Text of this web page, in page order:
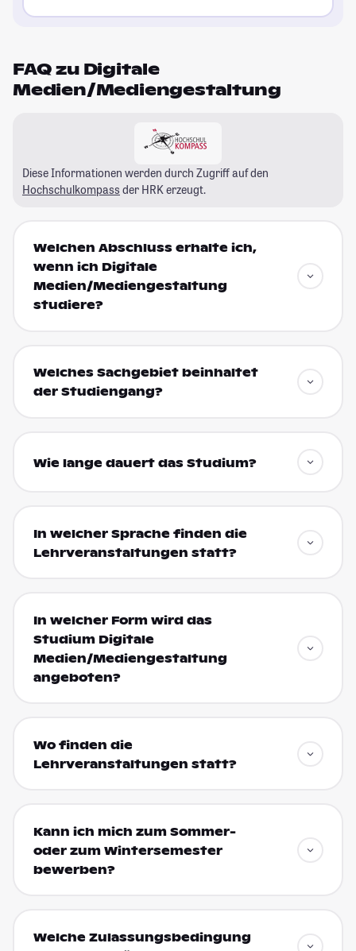
FAQ zu Digitale
Medien/Mediengestaltung
Diese Informationen werden durch Zugriff auf den
Hochschulkompass der HRK erzeugt.
Welchen Abschluss erhalte ich,
wenn ich Digitale
Medien/Mediengestaltung
studiere?
Welches Sachgebiet beinhaltet
der Studiengang?
Wie lange dauert das Studium?
In welcher Sprache finden die
Lehrveranstaltungen statt?
In welcher Form wird das
Studium Digitale
Medien/Mediengestaltung
angeboten?
Wo finden die
Lehrveranstaltungen statt?
Kann ich mich zum Sommer-
oder zum Wintersemester
bewerben?
Welche Zulassungsbedingung